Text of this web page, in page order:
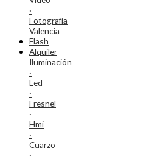
·
Fotografía
Valencia
Flash
Alquiler
Iluminación
·
Led
·
Fresnel
·
Hmi
·
Cuarzo